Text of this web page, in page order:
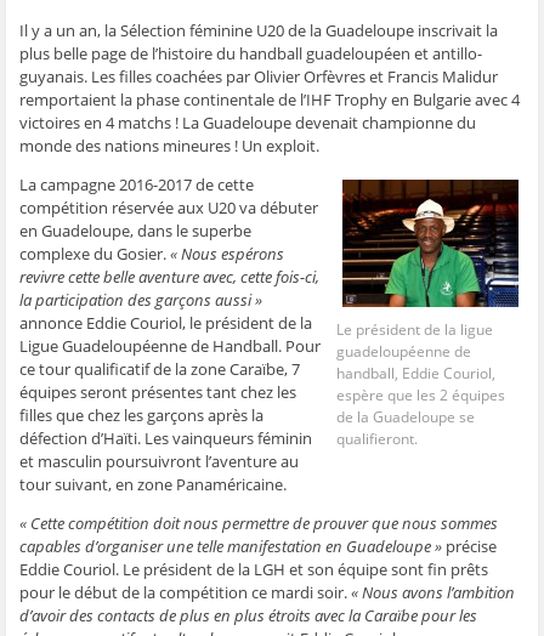
n
s
u
n
e
n
o
u
v
l
l
e
f
e
ê
t
r
e
)
s
u
n
e
n
o
u
v
e
e
f
e
n
ê
t
r
e
)
n
s
u
n
e
n
o
u
v
e
e
f
n
ê
t
)
n
e
n
o
u
v
e
l
e
d
a
n
s
u
n
e
u
v
e
l
l
e
f
e
n
ê
r
e
)
Il y a un an, la Sélection féminine U20 de la Guadeloupe inscrivait la
plus belle page de l’histoire du handball guadeloupéen et antillo-
guyanais. Les filles coachées par Olivier Orfèvres et Francis Malidur
remportaient la phase continentale de l’IHF Trophy en Bulgarie avec 4
victoires en 4 matchs ! La Guadeloupe devenait championne du
monde des nations mineures ! Un exploit.
Le président de la ligue
guadeloupéenne de
handball, Eddie Couriol,
espère que les 2 équipes
de la Guadeloupe se
qualifieront.
La campagne 2016-2017 de cette
compétition réservée aux U20 va débuter
en Guadeloupe, dans le superbe
complexe du Gosier.« Nous espérons
revivre cette belle aventure avec, cette fois-ci,
la participation des garçons aussi »
annonce Eddie Couriol, le président de la
Ligue Guadeloupéenne de Handball. Pour
ce tour qualificatif de la zone Caraïbe, 7
équipes seront présentes tant chez les
filles que chez les garçons après la
défection d’Haïti. Les vainqueurs féminin
et masculin poursuivront l’aventure au
tour suivant, en zone Panaméricaine.
« Cette compétition doit nous permettre de prouver que nous sommes
capables d’organiser une telle manifestation en Guadeloupe » précise
Eddie Couriol. Le président de la LGH et son équipe sont fin prêts
pour le début de la compétition ce mardi soir.« Nous avons l’ambition
d’avoir des contacts de plus en plus étroits avec la Caraïbe pour les